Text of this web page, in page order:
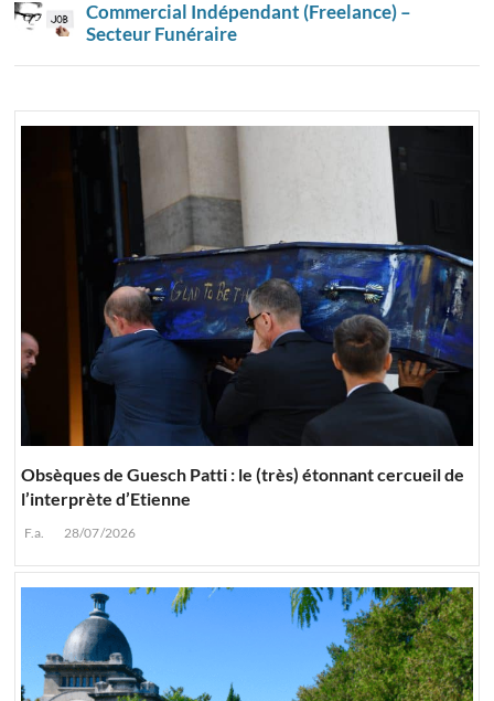
Commercial Indépendant (Freelance) –
Secteur Funéraire
Obsèques de Guesch Patti : le (très) étonnant cercueil de
l’interprète d’Etienne
F.a. 28/07/2026